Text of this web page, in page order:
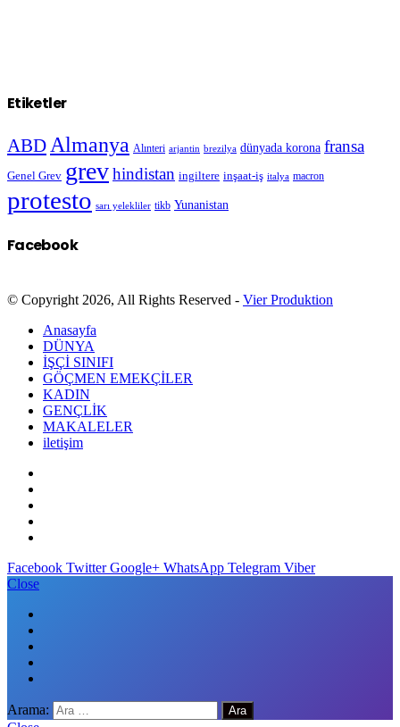
Etiketler
ABD Almanya Alınteri arjantin brezilya dünyada korona fransa
Genel Grev grevhindistan ingiltere inşaat-iş italya macron
protesto sarı yelekliler tikb Yunanistan
Facebook
© Copyright 2026, All Rights Reserved - Vier Produktion
Anasayfa
DÜNYA
İŞÇİ SINIFI
GÖÇMEN EMEKÇİLER
KADIN
GENÇLİK
MAKALELER
iletişim
Facebook Twitter Google+ WhatsApp Telegram Viber
Close
Arama: